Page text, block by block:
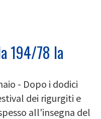
194/78 la
- Dopo i dodici
dei rigurgiti e
all'insegna del